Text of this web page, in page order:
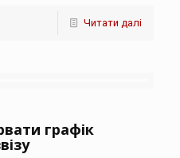
Читати далі
графік